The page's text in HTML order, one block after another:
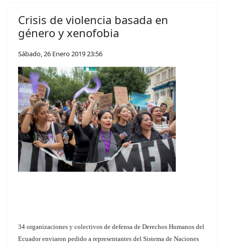
Crisis de violencia basada en
género y xenofobia
Sábado, 26 Enero 2019 23:56
34 organizaciones y colectivos de defensa de Derechos Humanos del
Ecuador enviaron pedido a representantes del Sistema de Naciones